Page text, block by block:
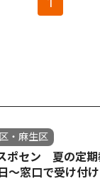
・麻生区
ポセン 夏の定
〜窓口で受け付け